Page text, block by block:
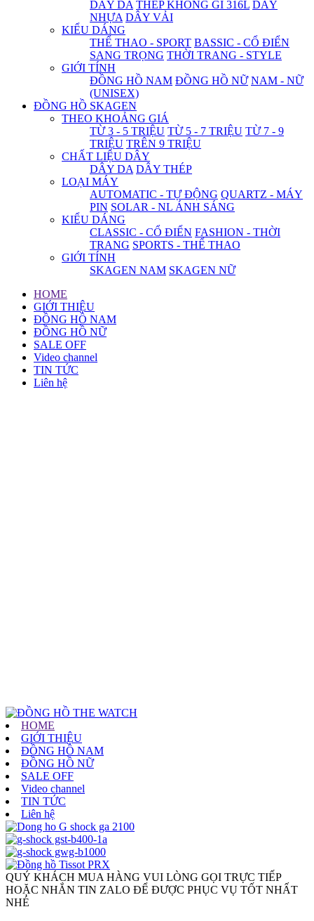
DÂY DA THÉP KHÔNG GỈ 316L DÂY
NHỰA DÂY VẢI
KIỂU DÁNG
THỂ THAO - SPORT BASSIC - CỔ ĐIỂN
SANG TRỌNG THỜI TRANG - STYLE
GIỚI TÍNH
ĐỒNG HỒ NAM ĐỒNG HỒ NỮ NAM - NỮ
(UNISEX)
ĐỒNG HỒ SKAGEN
THEO KHOẢNG GIÁ
TỪ 3 - 5 TRIỆU TỪ 5 - 7 TRIỆU TỪ 7 - 9
TRIỆU TRÊN 9 TRIỆU
CHẤT LIỆU DÂY
DÂY DA DÂY THÉP
LOẠI MÁY
AUTOMATIC - TỰ ĐỘNG QUARTZ - MÁY
PIN SOLAR - NL ÁNH SÁNG
KIỂU DÁNG
CLASSIC - CỔ ĐIỂN FASHION - THỜI
TRANG SPORTS - THỂ THAO
GIỚI TÍNH
SKAGEN NAM SKAGEN NỮ
HOME
GIỚI THIỆU
ĐỒNG HỒ NAM
ĐỒNG HỒ NỮ
SALE OFF
Video channel
TIN TỨC
Liên hệ
HOME
GIỚI THIỆU
ĐỒNG HỒ NAM
ĐỒNG HỒ NỮ
SALE OFF
Video channel
TIN TỨC
Liên hệ
QUÝ KHÁCH MUA HÀNG VUI LÒNG GỌI TRỰC TIẾP
HOẶC NHẮN TIN ZALO ĐỂ ĐƯỢC PHỤC VỤ TỐT NHẤT
NHÉ